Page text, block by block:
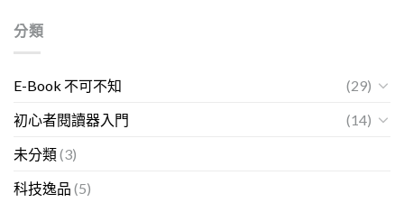
分類
E-Book 不可不知
(29)
初心者閱讀器入門
(14)
未分類(3)
科技逸品 (5)